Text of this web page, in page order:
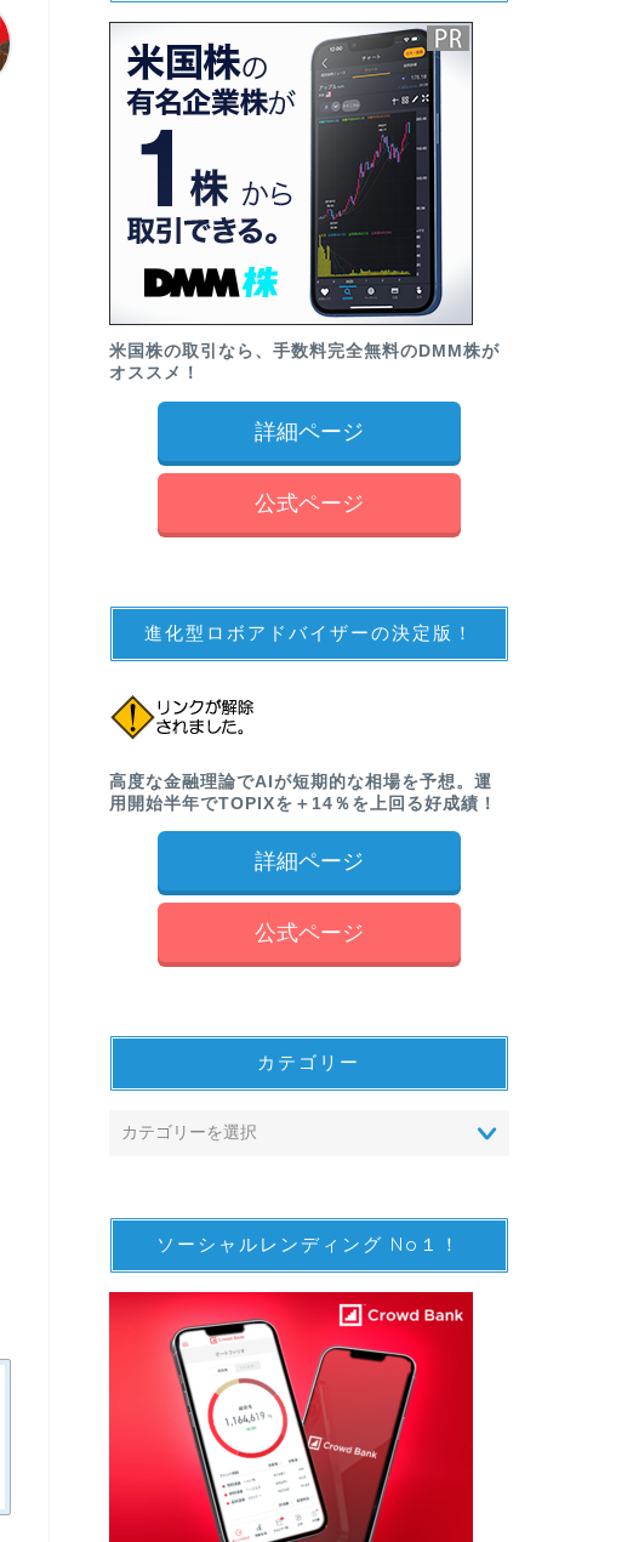
米国株の取引なら、手数料完全無料のDMM株が
オススメ！
詳細ページ
公式ページ
進化型ロボアドバイザーの決定版！
高度な金融理論でAIが短期的な相場を予想。運
用開始半年でTOPIXを＋14％を上回る好成績！
詳細ページ
公式ページ
カテゴリー
ソーシャルレンディング No１！